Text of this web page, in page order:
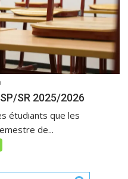
SR 2025/2026
étudiants que les
de...